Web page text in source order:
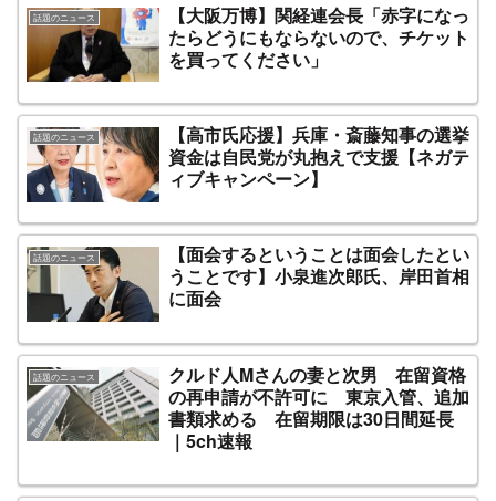
話題のニュース
【大阪万博】関経連会長「赤字になっ
たらどうにもならないので、チケット
を買ってください」
話題のニュース
【高市氏応援】兵庫・斎藤知事の選挙
資金は自民党が丸抱えで支援【ネガテ
ィブキャンペーン】
話題のニュース
【面会するということは面会したとい
うことです】小泉進次郎氏、岸田首相
に面会
話題のニュース
クルド人Mさんの妻と次男 在留資格
の再申請が不許可に 東京入管、追加
書類求める 在留期限は30日間延長
｜5ch速報